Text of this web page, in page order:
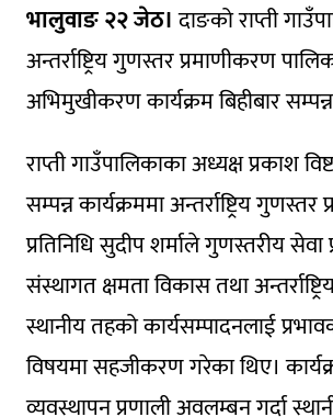
भालुवाङ २२ जेठ।दाङको राप्ती
अन्तर्राष्ट्रिय गुणस्तर प्रमाणीकरण
अभिमुखीकरण कार्यक्रम बिहीबार
राप्ती गाउँपालिकाका अध्यक्ष प्रकाश
सम्पन्न कार्यक्रममा अन्तर्राष्ट्रिय
प्रतिनिधि सुदीप शर्माले गुणस्तरीय
संस्थागत क्षमता विकास तथा
स्थानीय तहको कार्यसम्पादनलाई
विषयमा सहजीकरण गरेका थिए।
व्यवस्थापन प्रणाली अवलम्बन गर्दा